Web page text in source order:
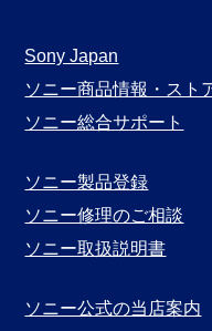
月
別
表
Sony Japan
ソニー商品情報・スト
ソニー総合サポート
ソニー製品登録
ソニー修理のご相談
ソニー取扱説明書
ソニー公式の当店案内